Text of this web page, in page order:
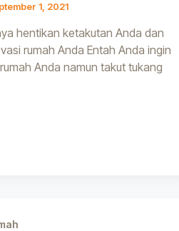
1, 2021
hentikan ketakutan Anda dan
rumah Anda Entah Anda ingin
Anda namun takut tukang